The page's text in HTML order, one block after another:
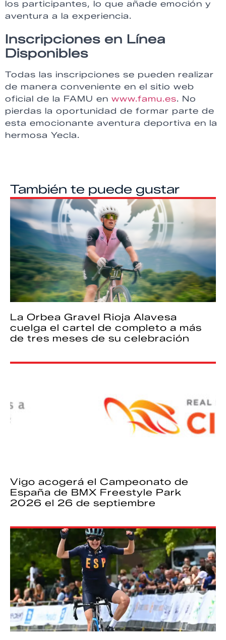
los participantes, lo que añade emoción y
aventura a la experiencia.
Inscripciones en Línea
Disponibles
Todas las inscripciones se pueden realizar
de manera conveniente en el sitio web
oficial de la FAMU en www.famu.es. No
pierdas la oportunidad de formar parte de
esta emocionante aventura deportiva en la
hermosa Yecla.
También te puede gustar
La Orbea Gravel Rioja Alavesa
cuelga el cartel de completo a más
de tres meses de su celebración
Vigo acogerá el Campeonato de
España de BMX Freestyle Park
2026 el 26 de septiembre